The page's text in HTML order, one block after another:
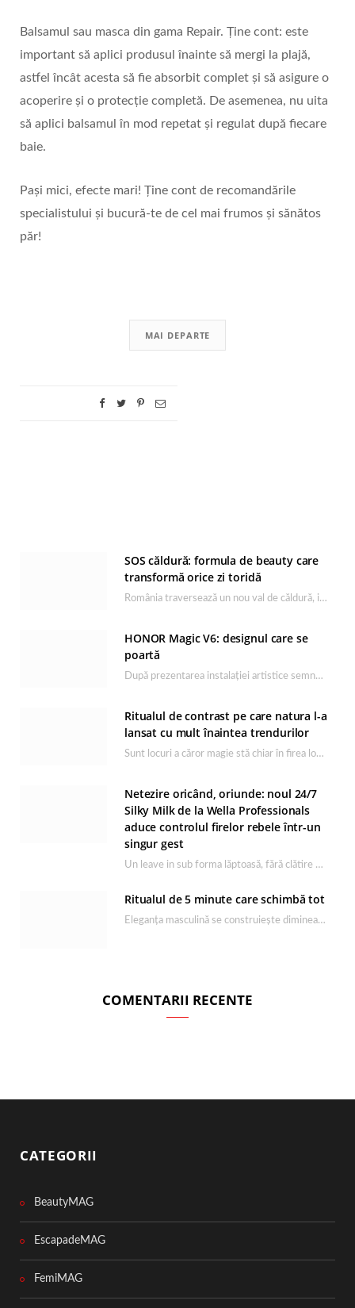
Balsamul sau masca din gama Repair. Ține cont: este
important să aplici produsul înainte să mergi la plajă,
astfel încât acesta să fie absorbit complet și să asigure o
acoperire și o protecție completă. De asemenea, nu uita
să aplici balsamul în mod repetat și regulat după fiecare
baie.
Pași mici, efecte mari! Ține cont de recomandările
specialistului și bucură-te de cel mai frumos și sănătos
păr!
MAI DEPARTE
SOS căldură: formula de beauty care
transformă orice zi toridă
România traversează un nou val de căldură, iar rutina de îngrijire capătă un rol esențial…
HONOR Magic V6: designul care se
poartă
După prezentarea instalației artistice semnată de Catrinel Săbăciag în cadrul evenimentului de lansare HONOR Magic…
Ritualul de contrast pe care natura l-a
lansat cu mult înaintea trendurilor
Sunt locuri a căror magie stă chiar în firea lor naturală, iar Lacul Ursu din…
Netezire oricând, oriunde: noul 24/7
Silky Milk de la Wella Professionals
aduce controlul firelor rebele într-un
singur gest
Un leave in sub forma lăptoasă, fără clătire care completează rutina Ultimate Smooth și transformă…
Ritualul de 5 minute care schimbă tot
Eleganța masculină se construiește dimineața, în câteva minute și cu produsele potrivite. O rutină de…
COMENTARII RECENTE
CATEGORII
BeautyMAG
EscapadeMAG
FemiMAG